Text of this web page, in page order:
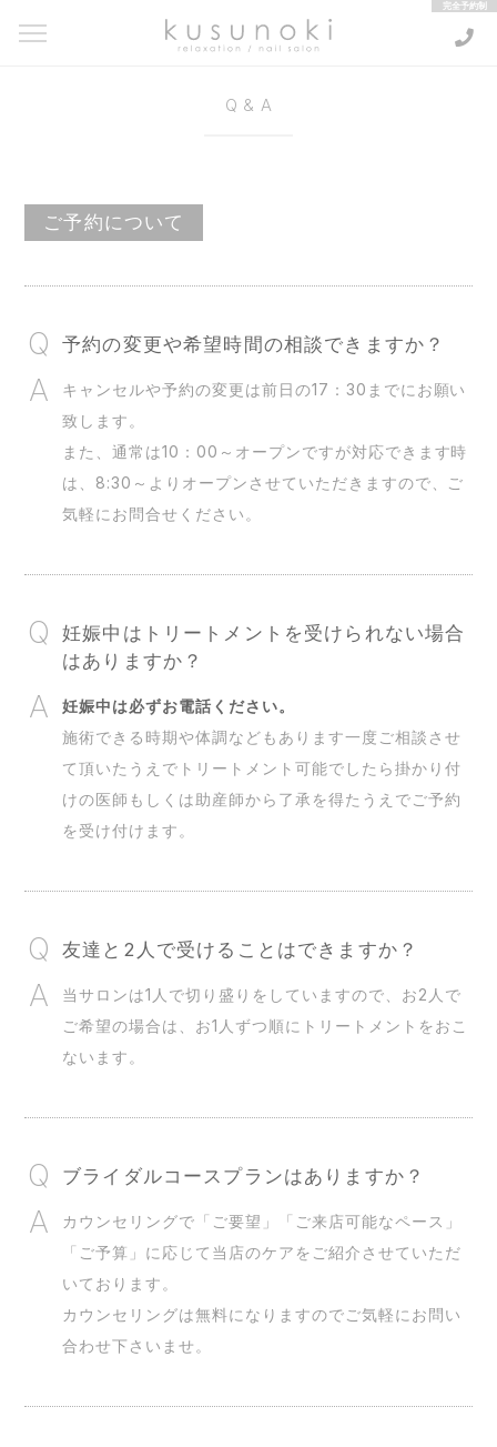
Q&A
ご予約について
予約の変更や希望時間の相談できますか？
キャンセルや予約の変更は前日の17：30までにお願い
致します。
また、通常は10：00～オープンですが対応できます時
は、8:30～よりオープンさせていただきますので、ご
気軽にお問合せください。
妊娠中はトリートメントを受けられない場合
はありますか？
妊娠中は必ずお電話ください。
施術できる時期や体調などもあります一度ご相談させ
て頂いたうえでトリートメント可能でしたら掛かり付
けの医師もしくは助産師から了承を得たうえでご予約
を受け付けます。
友達と2人で受けることはできますか？
当サロンは1人で切り盛りをしていますので、お2人で
ご希望の場合は、お1人ずつ順にトリートメントをおこ
ないます。
ブライダルコースプランはありますか？
カウンセリングで「ご要望」「ご来店可能なペース」
「ご予算」に応じて当店のケアをご紹介させていただ
いております。
カウンセリングは無料になりますのでご気軽にお問い
合わせ下さいませ。